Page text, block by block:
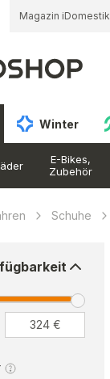
Magazin iDomestik
Winter
E-Bikes,
Zubehör
Schuhe